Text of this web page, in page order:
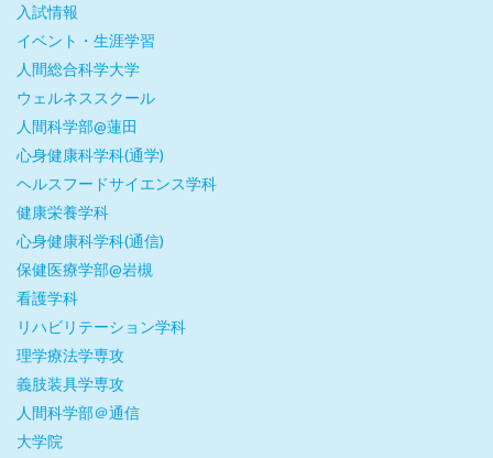
入試情報
イベント・生涯学習
人間総合科学大学
ウェルネススクール
人間科学部@蓮田
心身健康科学科(通学)
ヘルスフードサイエンス学科
健康栄養学科
心身健康科学科(通信)
保健医療学部@岩槻
看護学科
リハビリテーション学科
理学療法学専攻
義肢装具学専攻
人間科学部＠通信
大学院